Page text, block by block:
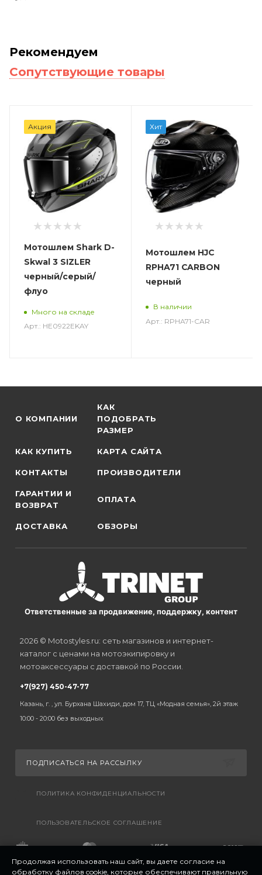
Рекомендуем
Сопутствующие товары
Акция
Мотошлем Shark D-
Skwal 3 SIZLER
черный/серый/
флуо
Много на складе
Арт.: HE0922EKAY
Хит
Мотошлем HJC
RPHA71 CARBON
черный
В наличии
Арт.: RPHA71-CAR
О КОМПАНИИ
КАК
ПОДОБРАТЬ
РАЗМЕР
КАК КУПИТЬ КАРТА САЙТА
КОНТАКТЫ ПРОИЗВОДИТЕЛИ
ГАРАНТИИ И
ВОЗВРАТ
ОПЛАТА
ДОСТАВКА ОБЗОРЫ
Ответственные за продвижение, поддержку, контент
2026 © Motostyles.ru: сеть магазинов и интернет-
каталог с ценами на мотоэкипировку и
мотоаксессуары с доставкой по России.
+7(927) 450-47-77
Казань, г. , ул. Бурхана Шахиди, дом 17, ТЦ «Модная семья», 2й этаж
10:00 - 20:00 без выходных
ПОДПИСАТЬСЯ НА РАССЫЛКУ
ПОЛИТИКА КОНФИДЕНЦИАЛЬНОСТИ
ПОЛЬЗОВАТЕЛЬСКОЕ СОГЛАШЕНИЕ
Продолжая использовать наш сайт, вы даете согласие на
обработку файлов cookie, которые обеспечивают правильную